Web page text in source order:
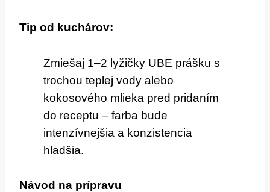
Tip od kuchárov:
Zmiešaj 1–2 lyžičky UBE prášku s
trochou teplej vody alebo
kokosového mlieka pred pridaním
do receptu – farba bude
intenzívnejšia a konzistencia
hladšia.
Návod na prípravu